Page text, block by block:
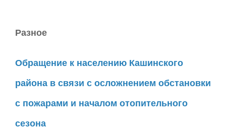
Разное
Обращение к населению Кашинского
района в связи с осложнением обстановки
с пожарами и началом отопительного
сезона